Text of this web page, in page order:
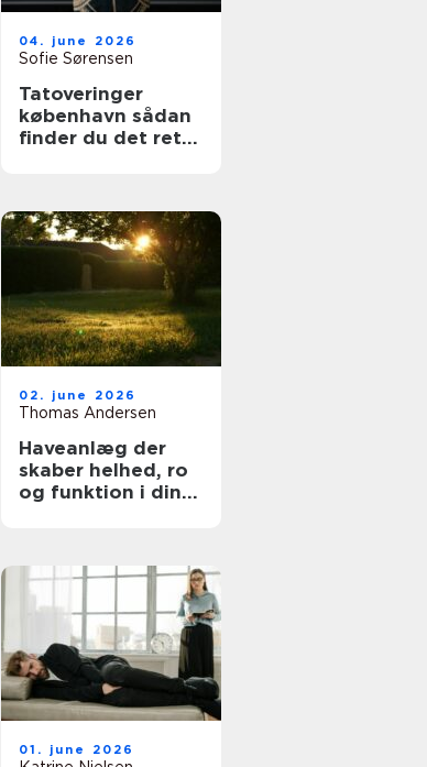
04. june 2026
Sofie Sørensen
Tatoveringer
københavn sådan
finder du det rette
02. june 2026
Thomas Andersen
Haveanlæg der
skaber helhed, ro
og funktion i din
01. june 2026